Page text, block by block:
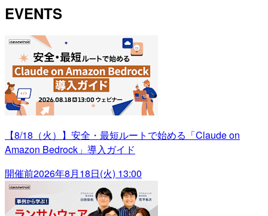
EVENTS
【8/18（火）】安全・最短ルートで始める「Claude on
Amazon Bedrock」導入ガイド
開催前2026年8月18日(火) 13:00